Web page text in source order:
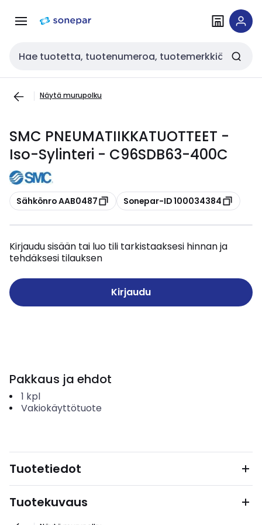
navigointiinsisältöön
Haku
Näytä murupolku
SMC PNEUMATIIKKATUOTTEET -
Iso-Sylinteri - C96SDB63-400C
Kopioi
Sähkönro AAB0487 Kopioi
Sonepar-ID 100034384
Kirjaudu sisään tai luo tili tarkistaaksesi hinnan ja
tehdäksesi tilauksen
Kirjaudu
Pakkaus ja ehdot
1 kpl
Vakiokäyttötuote
Tuotetiedot
Tuotekuvaus